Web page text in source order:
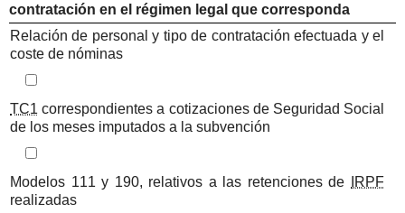
contratación en el régimen legal que corresponda
Iteración de iterador: Listado de documentos a aportar
Relación de personal y tipo de contratación efectuada y el
coste de nóminas
Iteración de iterador: Listado de documentos a aportar
TC1 correspondientes a cotizaciones de Seguridad Social
de los meses imputados a la subvención
Iteración de iterador: Listado de documentos a aportar
Modelos 111 y 190, relativos a las retenciones de
IRPF
realizadas